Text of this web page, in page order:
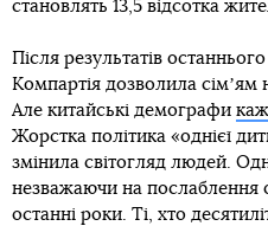
становлять 13,5 відсотка
Після результатів
Компартія дозволила сімʼям
Але китайські демографи
Жорстка політика «однієї
змінила світогляд людей.
незважаючи на
останні роки. Ті, хто